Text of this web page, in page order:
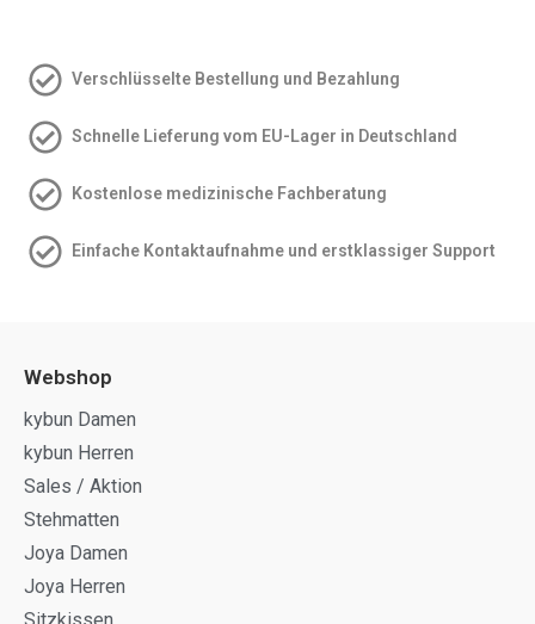
Verschlüsselte Bestellung und Bezahlung
Schnelle Lieferung vom EU-Lager in Deutschland
Kostenlose medizinische Fachberatung
Einfache Kontakt­aufnahme und erstklassiger Support
Webshop
kybun Damen
kybun Herren
Sales / Aktion
Stehmatten
Joya Damen
Joya Herren
Sitzkissen